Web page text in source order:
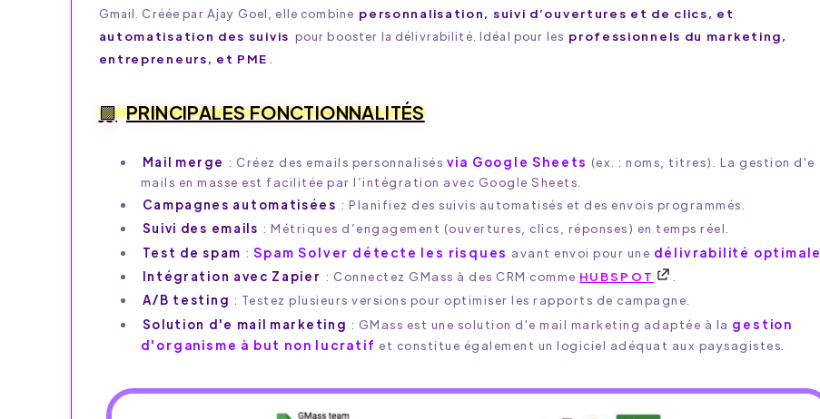
Gmail. Créée par Ajay Goel, elle combine personnalisation, suivi d’ouvertures et de clics, et
automatisation des suivis pour booster la délivrabilité. Idéal pour les professionnels du marketing,
entrepreneurs, et PME
PRINCIPALES FONCTIONNALITÉS
Mail merge : Créez des emails personnalisés via Google Sheets (ex. : noms, titres). La gestion d'e
mails en masse est facilitée par l’intégration avec Google Sheets.
Campagnes automatisées : Planifiez des suivis automatisés et des envois programmés.
Suivi des emails : Métriques d’engagement (ouvertures, clics, réponses) en temps réel.
Test de spam :Spam Solver détecte les risques avant envoi pour une délivrabilité optimale
Intégration avec Zapier : Connectez GMass à des CRM comme HUBSPOT
A/B testing : Testez plusieurs versions pour optimiser les rapports de campagne.
Solution d'e mail marketing : GMass est une solution d'e mail marketing adaptée à la gestion
d'organisme à but non lucratif et constitue également un logiciel adéquat aux paysagistes.